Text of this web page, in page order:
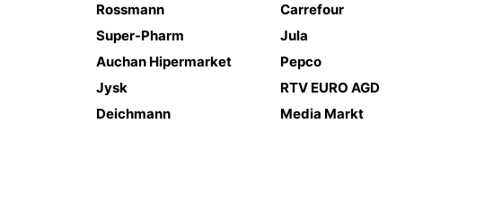
Rossmann
Carrefour
Super-Pharm
Jula
Auchan Hipermarket
Pepco
Jysk
RTV EURO AGD
Deichmann Media Markt